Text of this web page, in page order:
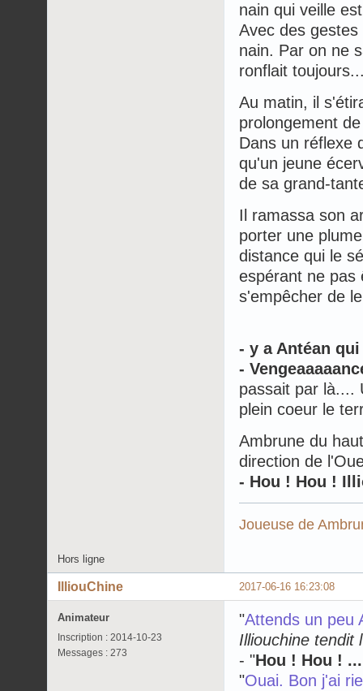
nain qui veille
Avec des
nain. Par on ne
ronflait
Au matin, il
prolongement
Dans un réflexe
qu'un jeune
de sa grand-
Il ramassa son
porter une
distance qui le
espérant ne pas
s'empêcher de
- y a Antéan
-
passait par là....
plein coeur le
Ambrune du
direction de
- Hou ! Hou !
Joueuse de
Hors ligne
2017-06-16 16:23:08
IlliouChine
Animateur
Inscription : 2014-10-23
Messages : 273
"Attends un peu
Illiouchine tendit
- "Hou ! Hou !
"Ouai. Bon j'ai